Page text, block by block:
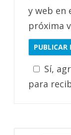
y web en
próxima
Sí,
para